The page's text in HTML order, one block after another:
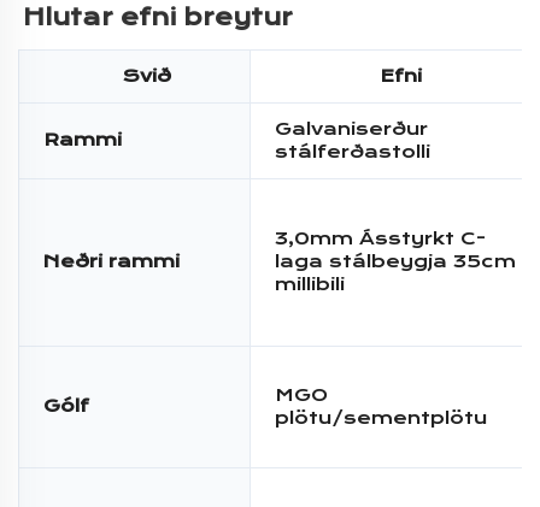
Hlutar efni breytur
Svið Efni
Rammi
Galvaniserður
stálferðastolli
Neðri rammi
3,0mm Ásstyrkt C-
laga stálbeygja 35cm
millibili
Gólf
MGO
plötu/sementplötu